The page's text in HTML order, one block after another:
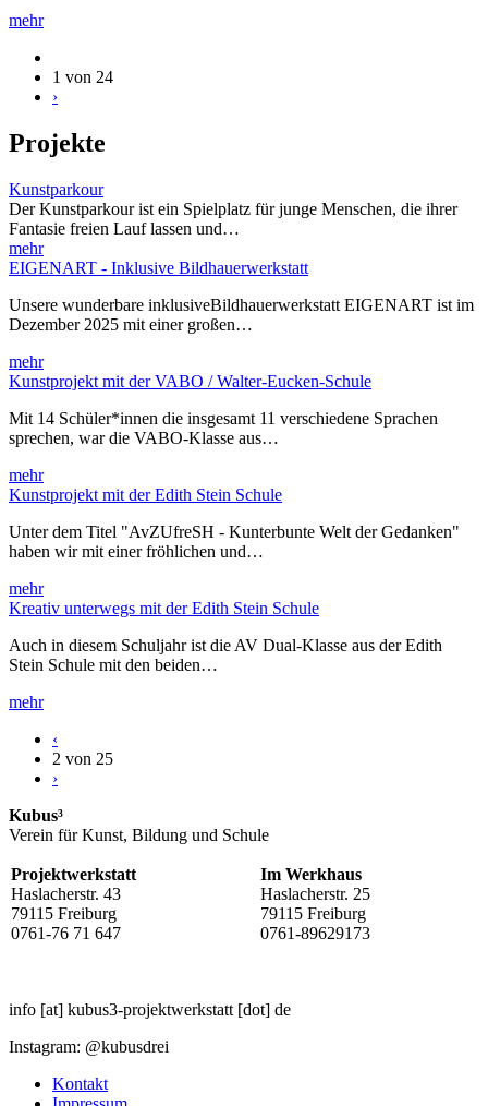
mehr
1 von 24
›
Projekte
Kunstparkour
Der Kunstparkour ist ein Spielplatz für junge Menschen, die ihrer
Fantasie freien Lauf lassen und…
mehr
EIGENART - Inklusive Bildhauerwerkstatt
Unsere wunderbare inklusiveBildhauerwerkstatt EIGENART ist im
Dezember 2025 mit einer großen…
mehr
Kunstprojekt mit der VABO / Walter-Eucken-Schule
Mit 14 Schüler*innen die insgesamt 11 verschiedene Sprachen
sprechen, war die VABO-Klasse aus…
mehr
Kunstprojekt mit der Edith Stein Schule
Unter dem Titel "AvZUfreSH - Kunterbunte Welt der Gedanken"
haben wir mit einer fröhlichen und…
mehr
Kreativ unterwegs mit der Edith Stein Schule
Auch in diesem Schuljahr ist die AV Dual-Klasse aus der Edith
Stein Schule mit den beiden…
mehr
‹
2 von 25
›
Kubus³
Verein für Kunst, Bildung und Schule
Projektwerkstatt
Haslacherstr. 43
79115 Freiburg
0761-76 71 647
Im Werkhaus
Haslacherstr. 25
79115 Freiburg
0761-89629173
info [at] kubus3-projektwerkstatt [dot] de
Instagram: @kubusdrei
Kontakt